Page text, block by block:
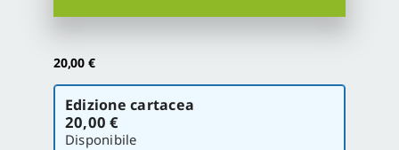
20,00 €
Scegli
versione
Edizione cartacea
20,00 €
Disponibile